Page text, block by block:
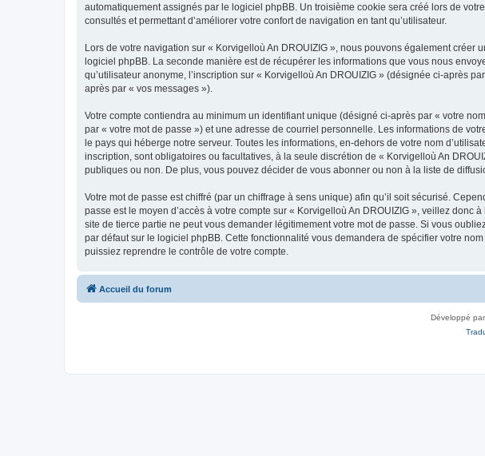
automatiquement assignés par le logiciel phpBB. Un troisième cookie sera créé lors de
consultés et permettant d’améliorer votre confort de navigation en tant qu’utilisateur.
Lors de votre navigation sur « Korvigelloù An DROUIZIG », nous pouvons également
logiciel phpBB. La seconde manière est de récupérer les informations que vous nous
qu’utilisateur anonyme, l’inscription sur « Korvigelloù An DROUIZIG » (désignée ci-après
après par « vos messages »).
Votre compte contiendra au minimum un identifiant unique (désigné ci-après par « votre
par « votre mot de passe ») et une adresse de courriel personnelle. Les informations de
le pays qui héberge notre serveur. Toutes les informations, en-dehors de votre nom
inscription, sont obligatoires ou facultatives, à la seule discrétion de « Korvigelloù An
publiques ou non. De plus, vous pouvez décider de vous abonner ou non à la liste de
Votre mot de passe est chiffré (par un chiffrage à sens unique) afin qu’il soit sécurisé.
passe est le moyen d’accès à votre compte sur « Korvigelloù An DROUIZIG », veillez
site de tierce partie ne peut vous demander légitimement votre mot de passe. Si vous
par défaut sur le logiciel phpBB. Cette fonctionnalité vous demandera de spécifier votre
puissiez reprendre le contrôle de votre compte.
Accueil du forum
Développé par